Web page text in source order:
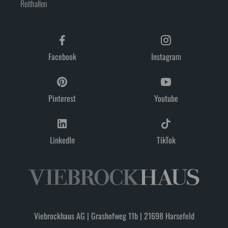
Reithallen
Facebook Instagram
Pinterest Youtube
LinkedIn TikTok
Viebrockhaus AG | Grashofweg 11b | 21698 Harsefeld